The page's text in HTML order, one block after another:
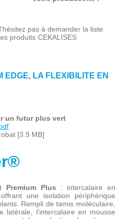
pas à demander la liste
produits CEKALISES
EDGE, LA FLEXIBILITE EN
un futur plus vert
[3.9 MB]
Premium Plus : intercalaire en
une isolation périphérique
Rempli de tamis moléculaire,
latérale, l'intercalaire en mousse